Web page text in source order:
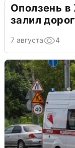
Оползень
залил
7 августа 4